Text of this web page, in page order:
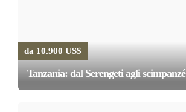
da 10.900 US$
Tanzania: dal Serengeti agli scimpanzé